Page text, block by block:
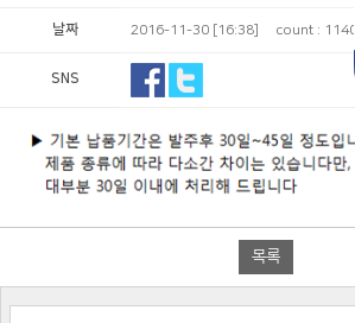
날짜 2016-11-30 [16:38] count : 1140
SNS
목록